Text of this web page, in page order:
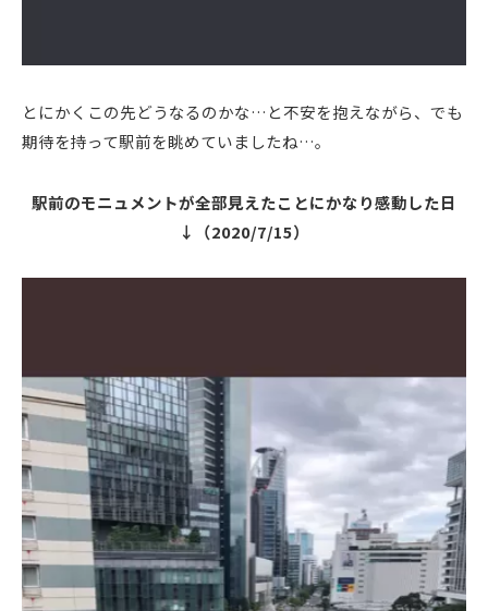
とにかくこの先どうなるのかな…と不安を抱えながら、でも
期待を持って駅前を眺めていましたね…。
駅前のモニュメントが全部見えたことにかなり感動した日
↓（2020/7/15）